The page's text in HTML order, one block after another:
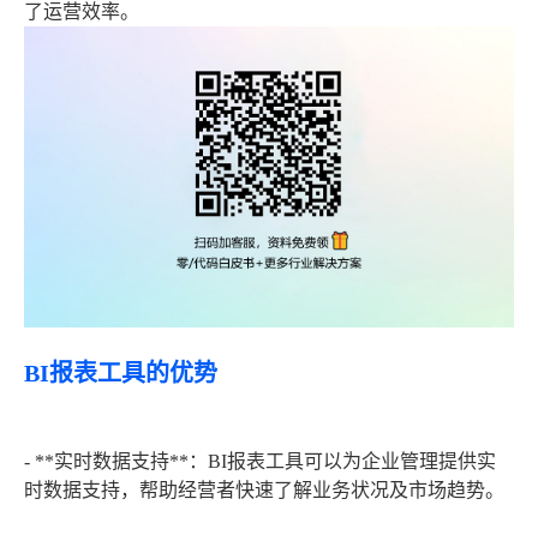
了运营效率。
BI报表工具的优势
- **实时数据支持**：BI报表工具可以为企业管理提供实
时数据支持，帮助经营者快速了解业务状况及市场趋势。